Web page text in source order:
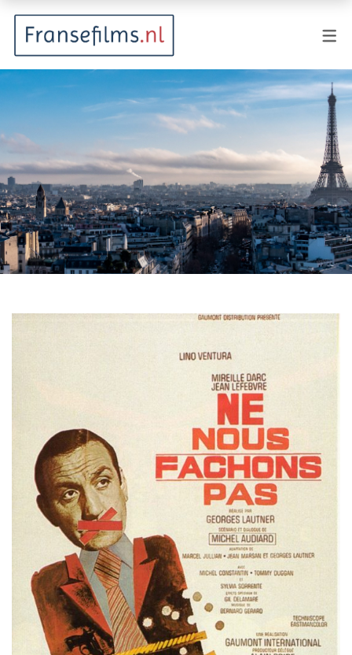
Animatie
Documentaire
Drama
Fantasy
Horror
Romantische komedie
Thriller